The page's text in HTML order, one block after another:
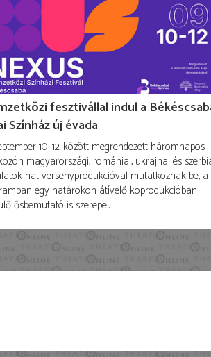
fesztivállal indul a
Színház új évada
10–12. között megrendezett háromnapos
magyarországi, romániai, ukrajnai és
hat versenyprodukcióval mutatkoznak be, a
egy határokon átívelő koprodukcióban
ősbemutató is szerepel.